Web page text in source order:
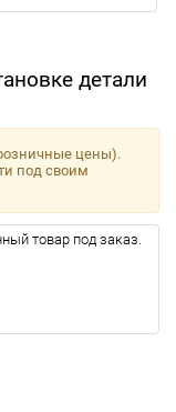
детали
цены).
под своим
товар под заказ.